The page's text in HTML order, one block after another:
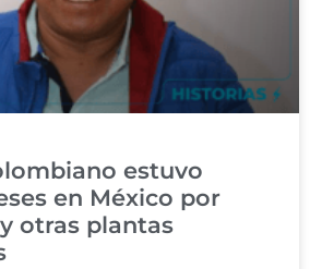
estuvo
en México por
otras plantas